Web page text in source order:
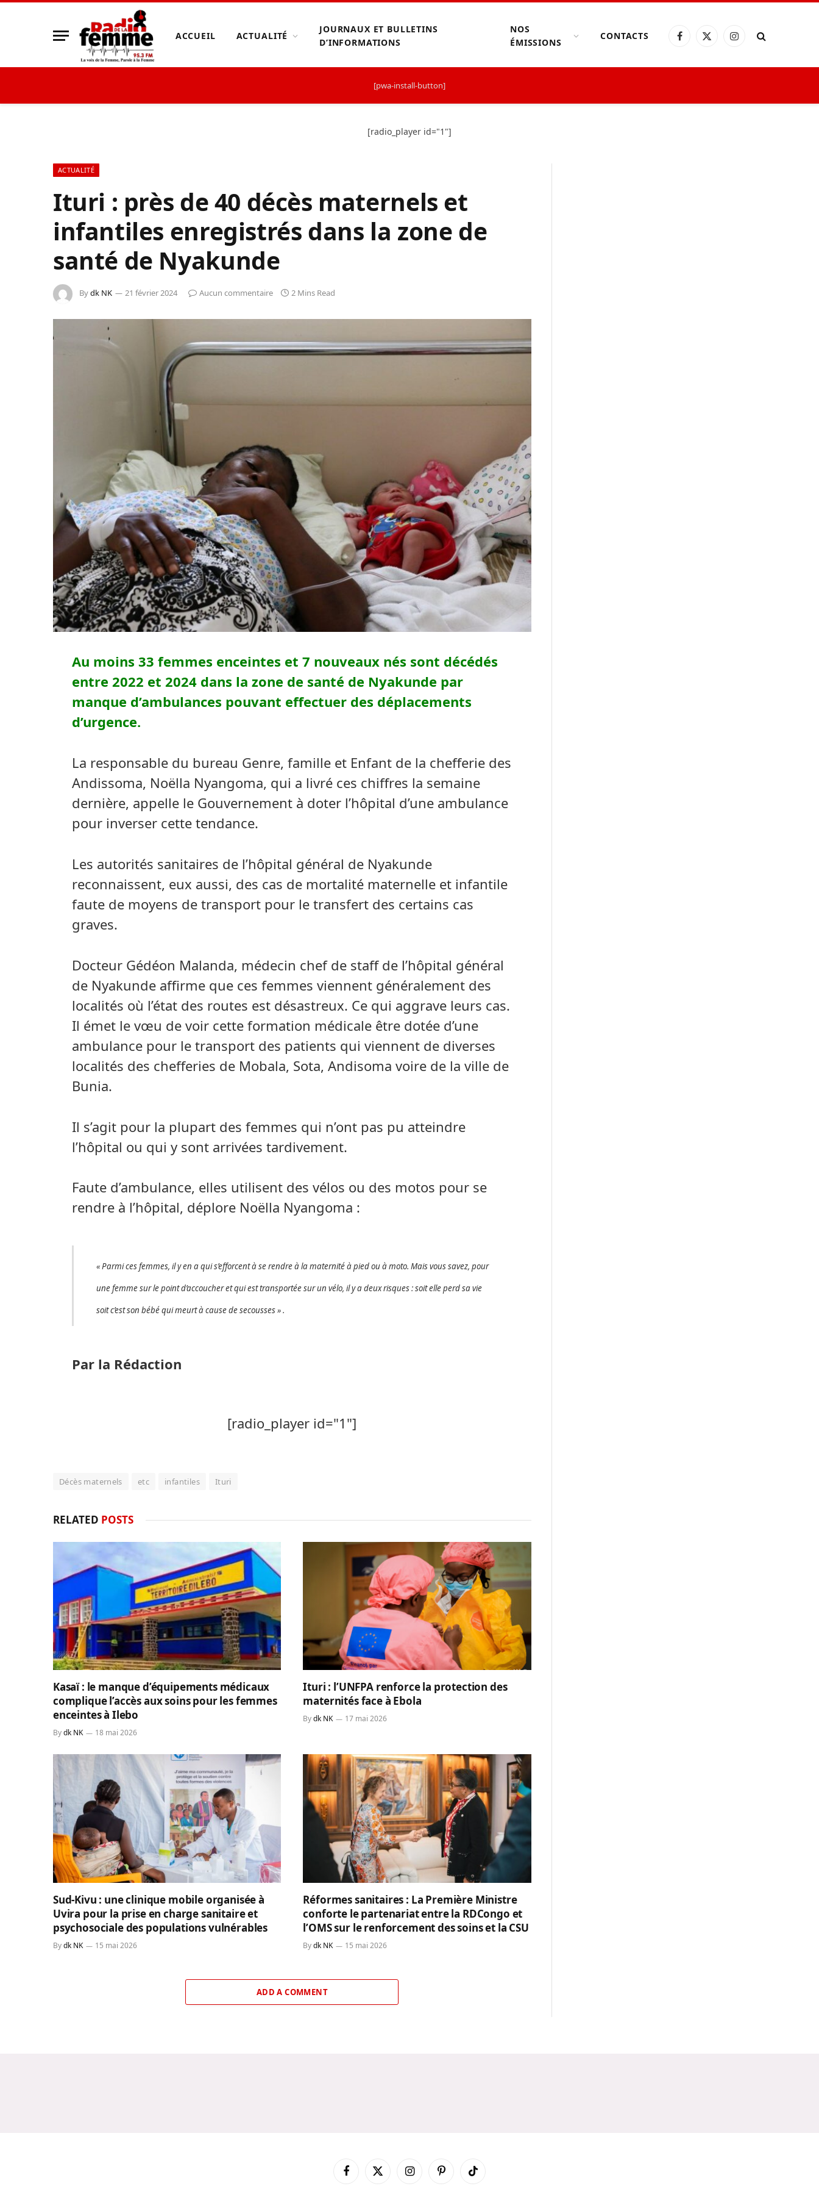
ACCUEIL ACTUALITÉ
JOURNAUX ET BULLETINS
D’INFORMATIONS
NOS
ÉMISSIONS
CONTACTS Facebook
X
Instagram
[pwa-install-button]
[radio_player id="1"]
ACTUALITÉ
Ituri : près de 40 décès maternels et
infantiles enregistrés dans la zone de
santé de Nyakunde
Bydk NK 21 février 2024 Aucun commentaire 2 Mins Read
Au moins 33 femmes enceintes et 7 nouveaux nés sont décédés
entre 2022 et 2024 dans la zone de santé de Nyakunde par
manque d’ambulances pouvant effectuer des déplacements
d’urgence.
La responsable du bureau Genre, famille et Enfant de la chefferie des
Andissoma, Noëlla Nyangoma, qui a livré ces chiffres la semaine
dernière, appelle le Gouvernement à doter l’hôpital d’une ambulance
pour inverser cette tendance.
Les autorités sanitaires de l’hôpital général de Nyakunde
reconnaissent, eux aussi, des cas de mortalité maternelle et infantile
faute de moyens de transport pour le transfert des certains cas
graves.
Docteur Gédéon Malanda, médecin chef de staff de l’hôpital général
de Nyakunde affirme que ces femmes viennent généralement des
localités où l’état des routes est désastreux. Ce qui aggrave leurs cas.
Il émet le vœu de voir cette formation médicale être dotée d’une
ambulance pour le transport des patients qui viennent de diverses
localités des chefferies de Mobala, Sota, Andisoma voire de la ville de
Bunia.
Il s’agit pour la plupart des femmes qui n’ont pas pu atteindre
l’hôpital ou qui y sont arrivées tardivement.
Faute d’ambulance, elles utilisent des vélos ou des motos pour se
rendre à l’hôpital, déplore Noëlla Nyangoma :
« Parmi ces femmes, il y en a qui s’efforcent à se rendre à la maternité à pied ou à moto. Mais vous savez, pour
une femme sur le point d’accoucher et qui est transportée sur un vélo, il y a deux risques : soit elle perd sa vie
soit c’est son bébé qui meurt à cause de secousses » .
Par la Rédaction
[radio_player id="1"]
Décès maternels etc infantiles Ituri
RELATED POSTS
Kasaï : le manque d’équipements médicaux
complique l’accès aux soins pour les femmes
enceintes à Ilebo
Bydk NK 18 mai 2026
Ituri : l’UNFPA renforce la protection des
maternités face à Ebola
By dk NK 17 mai 2026
Sud-Kivu : une clinique mobile organisée à
Uvira pour la prise en charge sanitaire et
psychosociale des populations vulnérables
Bydk NK 15 mai 2026
Réformes sanitaires : La Première Ministre
conforte le partenariat entre la RDCongo et
l’OMS sur le renforcement des soins et la CSU
By dk NK 15 mai 2026
ADD A COMMENT
FacebookX
InstagramPinterestTikTok